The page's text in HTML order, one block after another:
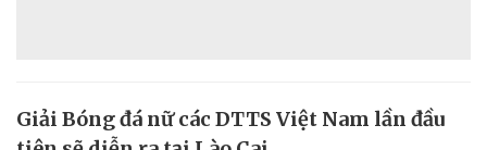
Giải Bóng đá nữ các DTTS Việt Nam lần đầu